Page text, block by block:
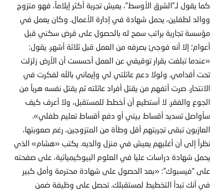
كما يقول لـ”الشرق الأوسط”، يعيش تجربة أكثر إيلاماً، فهو متزوج
ووالد لطفلين، يحمل شهادة في إدارة الأعمال. وكان يعمل في
مؤسسة تجارية براتب سمح له بالحصول على قرض سكني قبل
أعوام؛ إلا أنه فوجئ بصرفه من العمل قبل ثلاثة أشهر. يقول:
«عندما تبلغت بقرار توقيفي عن العمل أحسست أن الأرض زلزلت
تحت أقدامي. ولولا دعم عائلتي لي وإيماني بالله لفكرت في
الانتحار. صرت أتفهم من يقتل أفراد عائلته ثم يقتل نفسه هرباً من
الجوع والفقر. لا أستطيع أن أخطط للمستقبل، ولا أعرف كيف
سأواصل تسديد أقساط بيتي أو دفع أقساط تعليم طفلي».
العازبون تبقى تجربتهم أقل وطأة من المتزوجين، رغم صعوبتها،
نظراً إلى أن أغلبهم يعيش في منزل والديه. يكتب «هشام» الذي
يحمل شهادة دراسات عليا في العلوم البيوكيميائية، على صفحته
على “فيسبوك”: «بعد الحصول على شهادة محترمة وأمل كبير
في أنك تبدأ التخطيط لمستقبلك. تحصل على وظيفة ضمن